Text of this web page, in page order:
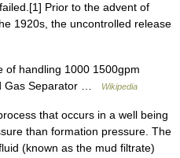
Prior to the advent of
1920s, the uncontrolled release
handling 1000 1500gpm
Gas Separator …
Wikipedia
that occurs in a well being
than formation pressure. The
(known as the mud filtrate)